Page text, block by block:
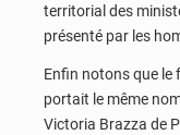
territorial des
présenté par les
Enfin notons que le
portait le même
Victoria Brazza de